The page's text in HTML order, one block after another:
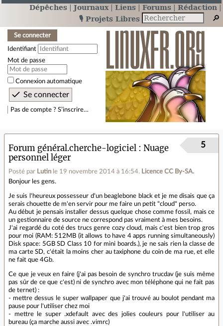
Dépêches Journaux Liens Forums
Rédaction
🎙️ Projets Libres
Se connecter
Identifiant
Mot de passe
Connexion automatique
Pas de compte ? S’inscrire…
Forum général.cherche-logiciel
Nuage
personnel léger
Posté par Lutin le 19 novembre 2014 à 16:54. Licence CC By‑SA.
5
Bonjour les gens.
Je suis l'heureux possesseur d'un beaglebone black et je me disais que ça
serais chouette de m'en servir pour me faire un petit "cloud" perso.
Au début je pensais installer dessus quelque chose comme fossil, mais ce
un gestionnaire de source ne correspond pas vraiment à mes besoins.
J'ai regardé du coté des trucs genre cozy cloud, mais c'est bien trop gros
pour moi (RAM: 512MB (it allows to have 4 apps running simultaneously)
Disk space: 5GB SD Class 10 for mini boards.), je ne sais rien la classe de
ma carte SD, c'était la moins cher au taxiphone du coin de ma rue, et elle
ne fait que 4Gb.
Ce que je veux en faire (j'ai pas besoin de synchro trucdav (je suis même
pas sûr de ce que c'est) ni de synchro avec mon téléphone qui ne fait pas
de ternet) :
- mettre dessus le super wallpaper que j'ai trouvé au boulot pendant ma
pause pour l'utiliser chez moi
- mettre le super .xdefault avec des jolies couleurs pour l'utiliser au
bureau (ça marche aussi avec .vimrc)